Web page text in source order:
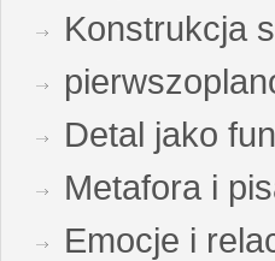
Konstrukcja
Detal jako
Metafora i
Emocje i